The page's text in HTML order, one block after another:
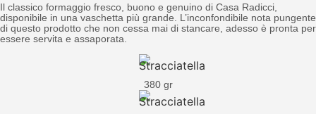
Il classico formaggio fresco, buono e genuino di Casa Radicci,
disponibile in una vaschetta più grande. L’inconfondibile nota pungente
di questo prodotto che non cessa mai di stancare, adesso è pronta per
essere servita e assaporata.
380 gr